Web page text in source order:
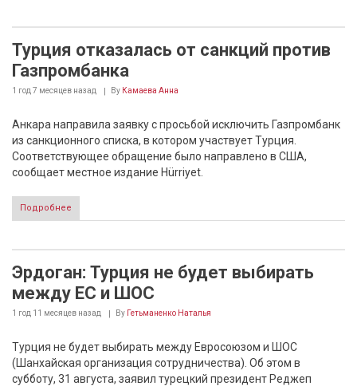
Турция отказалась от санкций против
Газпромбанка
1 год 7 месяцев назад By Камаева Анна
Анкара направила заявку с просьбой исключить Газпромбанк
из санкционного списка, в котором участвует Турция.
Соответствующее обращение было направлено в США,
сообщает местное издание Hürriyet.
Подробнее
Эрдоган: Турция не будет выбирать
между ЕС и ШОС
1 год 11 месяцев назад By Гетьманенко Наталья
Турция не будет выбирать между Евросоюзом и ШОС
(Шанхайская организация сотрудничества). Об этом в
субботу, 31 августа, заявил турецкий президент Реджеп